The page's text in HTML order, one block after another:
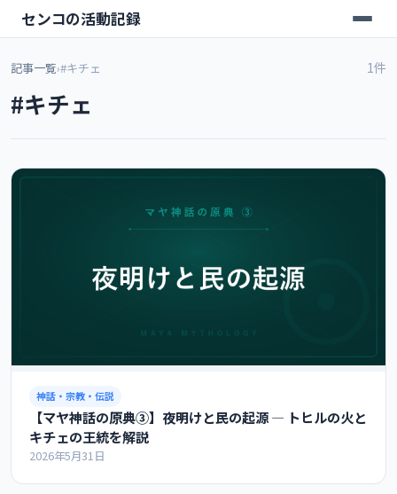
センコの活動記録
記事一覧›#キチェ
#キチェ
1件
神話・宗教・伝説
【マヤ神話の原典③】夜明けと民の起源 ― トヒルの火と
キチェの王統を解説
2026年5月31日